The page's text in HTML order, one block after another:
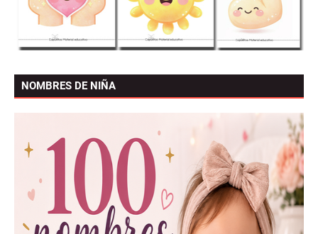
NOMBRES DE NIÑA